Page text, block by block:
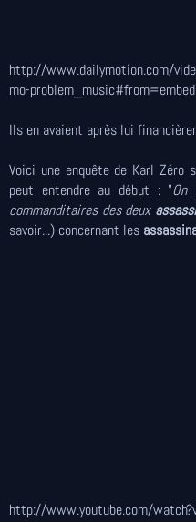
http://www.dailymotion.com/
mo-
Ils en avaient après lui
Voici une enquête de Karl Zéro
peut entendre au début : "On
commanditaires des deux
savoir...) concernant les
http://www.youtube.com/